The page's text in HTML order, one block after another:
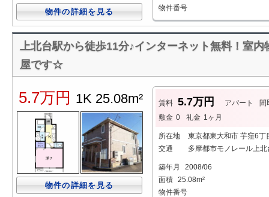
物件の詳細を見る
物件番号
上北台駅から徒歩11分♪インターネット無料！室
屋です☆
5.7万円 1K 25.08m²
物件の詳細を見る
賃料 5.7万円 アパート
間
敷金 0 礼金 1ヶ月
所在地
東京都東大和市 芋窪6丁
交通
多摩都市モノレール上
築年月
2008/06
面積 25.08m²
物件番号